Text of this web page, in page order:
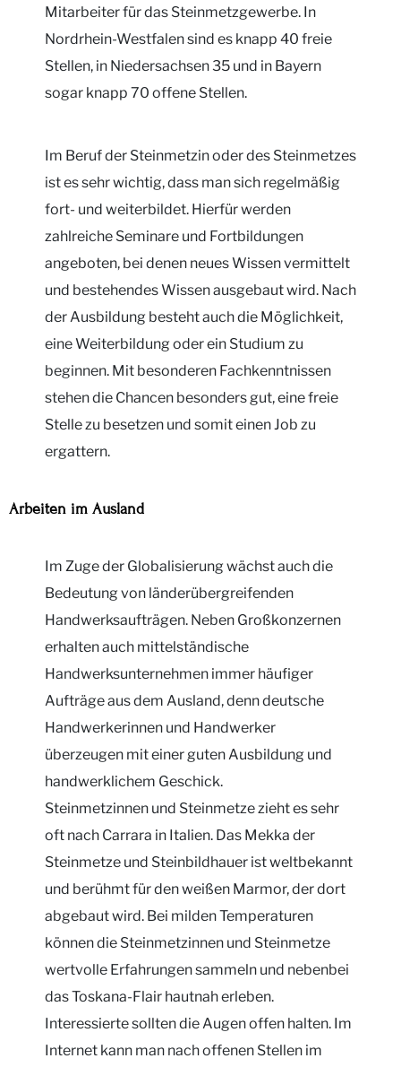
Mitarbeiter für das Steinmetzgewerbe. In
Nordrhein-Westfalen sind es knapp 40 freie
Stellen, in Niedersachsen 35 und in Bayern
sogar knapp 70 offene Stellen.
Im Beruf der Steinmetzin oder des Steinmetzes
ist es sehr wichtig, dass man sich regelmäßig
fort- und weiterbildet. Hierfür werden
zahlreiche Seminare und Fortbildungen
angeboten, bei denen neues Wissen vermittelt
und bestehendes Wissen ausgebaut wird. Nach
der Ausbildung besteht auch die Möglichkeit,
eine Weiterbildung oder ein Studium zu
beginnen. Mit besonderen Fachkenntnissen
stehen die Chancen besonders gut, eine freie
Stelle zu besetzen und somit einen Job zu
ergattern.
Arbeiten im Ausland
Im Zuge der Globalisierung wächst auch die
Bedeutung von länderübergreifenden
Handwerksaufträgen. Neben Großkonzernen
erhalten auch mittelständische
Handwerksunternehmen immer häufiger
Aufträge aus dem Ausland, denn deutsche
Handwerkerinnen und Handwerker
überzeugen mit einer guten Ausbildung und
handwerklichem Geschick.
Steinmetzinnen und Steinmetze zieht es sehr
oft nach Carrara in Italien. Das Mekka der
Steinmetze und Steinbildhauer ist weltbekannt
und berühmt für den weißen Marmor, der dort
abgebaut wird. Bei milden Temperaturen
können die Steinmetzinnen und Steinmetze
wertvolle Erfahrungen sammeln und nebenbei
das Toskana-Flair hautnah erleben.
Interessierte sollten die Augen offen halten. Im
Internet kann man nach offenen Stellen im